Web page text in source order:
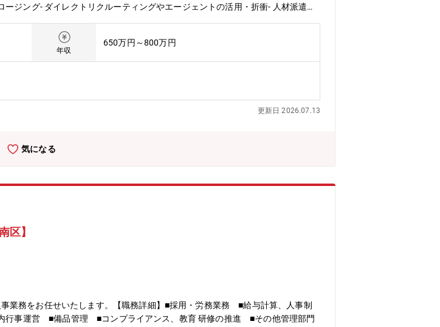
ジング- ダイレクトリクルーティングやエージェントの活用・折衝- 人材派遣会
全衛生・健康管理- 安全衛生管理体制の構築のサポート- 社員の健康診断管理・
緊急時の対応体制構築4. 組織開発・労務サポート- 階層別研修、技術継承のた
労務サポート業務（経験が浅くても可）- 組織文化を醸成するための社内コミュ
年収
650万円～800万円
更新日 2026.07.13
気になる
区】
業務をお任せいたします。【職務詳細】■採用・労務業務 ■給与計算、人事制
事運営 ■備品管理 ■コンプライアンス、教育 研修の推進 ■その他管理部門